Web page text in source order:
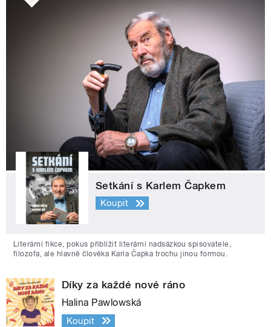
Setkání s Karlem Čapkem
Koupit
Literární fikce, pokus přiblížit literární nadsázkou spisovatele,
filozofa, ale hlavně člověka Karla Čapka trochu jinou formou.
Díky za každé nové ráno
Halina Pawlowská
Koupit